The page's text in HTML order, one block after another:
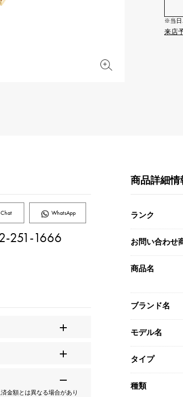
VINTAGE
ヴィンテー
すべての時計ブランドを見る
オリジナルジュエリー一覧へ
※当日
来店
WhatsApp
251-1666
金額とは異なる場合があり
商品詳細情
ランク
お問い合わせ
商品名
ブランド名
モデル名
タイプ
種類